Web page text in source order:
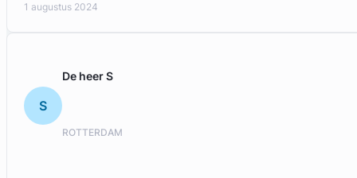
1 augustus 2024
S
De heer S
ROTTERDAM